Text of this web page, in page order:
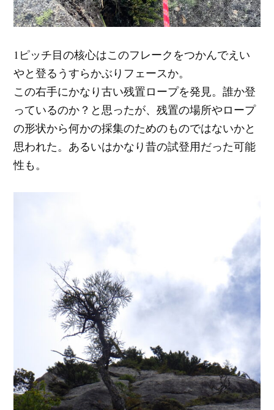
1ピッチ目の核心はこのフレークをつかんでえい
やと登るうすらかぶりフェースか。
この右手にかなり古い残置ロープを発見。誰か登
っているのか？と思ったが、残置の場所やロープ
の形状から何かの採集のためのものではないかと
思われた。あるいはかなり昔の試登用だった可能
性も。